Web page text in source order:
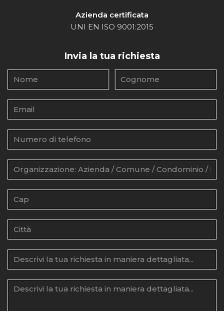
Azienda certificata
UNI EN ISO 9001:2015
Invia la tua richiesta